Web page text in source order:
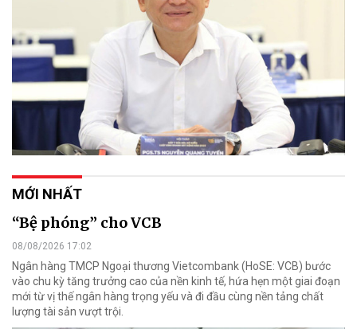
MỚI NHẤT
“Bệ phóng” cho VCB
08/08/2026 17:02
Ngân hàng TMCP Ngoại thương Vietcombank (HoSE: VCB) bước
vào chu kỳ tăng trưởng cao của nền kinh tế, hứa hẹn một giai đoạn
mới từ vị thế ngân hàng trọng yếu và đi đầu cùng nền tảng chất
lượng tài sản vượt trội.